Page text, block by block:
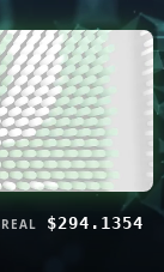
REAL $294.1354